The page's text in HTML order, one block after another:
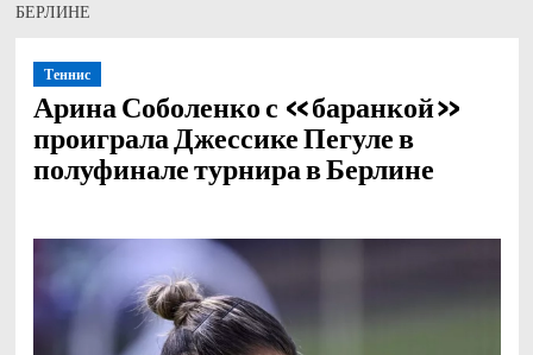
БЕРЛИНЕ
Теннис
Арина Соболенко с «баранкой»
проиграла Джессике Пегуле в
полуфинале турнира в Берлине